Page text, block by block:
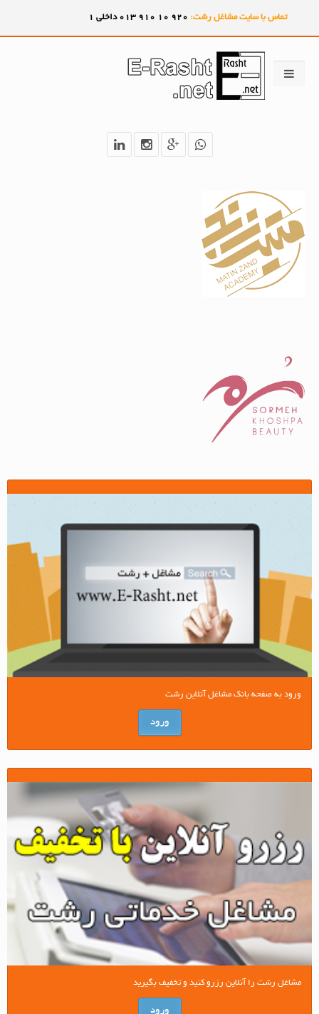
تماس با سایت مشاغل رشت: 920
10
910 013 داخلی 1
ورود به صفحه بانک مشاغل آنلاین رشت
ورود
مشاغل رشت را آنلاین رزرو کنید و تخفیف بگیرید
ورود